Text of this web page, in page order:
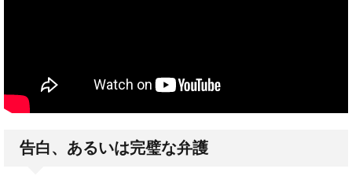
告白、あるいは完璧な弁護